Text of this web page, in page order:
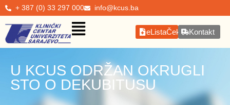
+ 387 (0) 33 297 000 info@kcus.ba
eListaČekanjaKontakt
U KCUS ODRŽAN OKRUGLI
STO O DEKUBITUSU